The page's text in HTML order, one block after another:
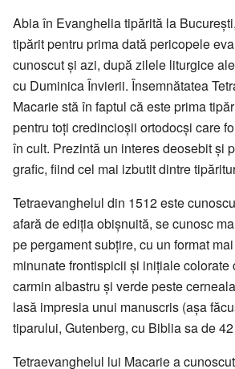
Abia în Evanghelia tipărită la
tipărit pentru prima dată pericopele
cunoscut și azi, după zilele liturgice
cu Duminica Învierii. Însemnătatea
Macarie stă în faptul că este prima
pentru toți credincioșii ortodocși care
în cult. Prezintă un interes deosebit și
grafic, fiind cel mai izbutit dintre
Tetraevanghelul din 1512 este
afară de ediția obișnuită, se cunosc
pe pergament subțire, cu un format
minunate frontispicii și inițiale colorate
carmin albastru și verde peste
lasă impresia unui manuscris (așa
tiparului, Gutenberg, cu Biblia sa de
Tetraevanghelul lui Macarie a